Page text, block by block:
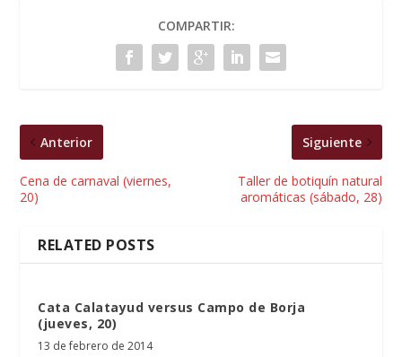
COMPARTIR:
Anterior
Cena de carnaval (viernes,
20)
Siguiente
Taller de botiquín natural
aromáticas (sábado, 28)
RELATED POSTS
Cata Calatayud versus Campo de Borja
(jueves, 20)
13 de febrero de 2014